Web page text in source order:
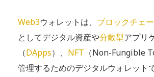
Web3ウォレットは、 ブロックチェ
としてデジタル資産や分散型アプリ
（DApps）、 NFT （Non-Fungible
管理するためのデジタルウォレット